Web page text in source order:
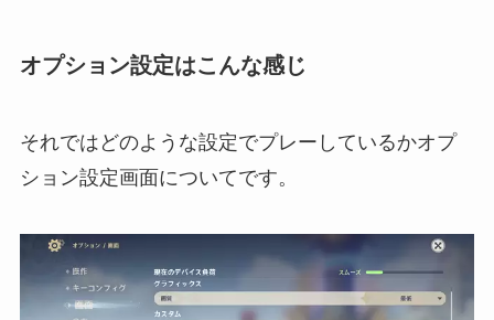
オプション設定はこんな感じ
それではどのような設定でプレーしているかオプ
ション設定画面についてです。